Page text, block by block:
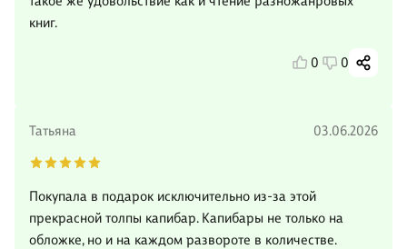
книг.
0 0
Татьяна 03.06.2026
Покупала в подарок исключительно из-за этой
прекрасной толпы капибар. Капибары не только на
обложке, но и на каждом развороте в количестве.